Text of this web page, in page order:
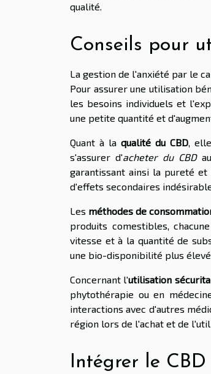
qualité.
Conseils pour
La gestion de l'anxiété par le
Pour assurer une utilisation
les besoins individuels et
une petite quantité et
Quant à la qualité du CBD,
s'assurer d'acheter du CBD
garantissant ainsi la pureté
d'effets secondaires
Les méthodes de
produits comestibles,
vitesse et à la quantité de
une bio-disponibilité plus
Concernant l'utilisation
phytothérapie ou en
interactions avec d'autres
région lors de l'achat et de
Intégrer le